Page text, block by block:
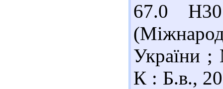
67.0
України
К : Б.в.,